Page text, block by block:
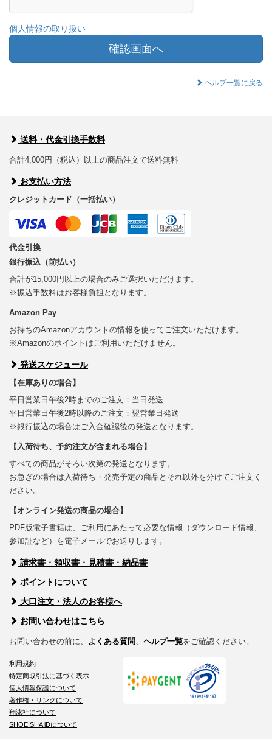
個人情報の取り扱い
確認画面へ
ヘルプ一覧に戻る
送料・代金引換手数料
合計4,000円（税込）以上の商品注文で送料無料
お支払い方法
クレジットカード（一括払い）
代金引換
銀行振込（前払い）
合計が15,000円以上の場合のみご選択いただけます。
※振込手数料はお客様負担となります。
Amazon Pay
お持ちのAmazonアカウントの情報を使ってご注文いただけます。
※Amazonのポイントはご利用いただけません。
発送スケジュール
【在庫ありの場合】
平日営業日午後2時までのご注文：当日発送
平日営業日午後2時以降のご注文：翌営業日発送
※銀行振込の場合はご入金確認後の発送となります。
【入荷待ち、予約注文が含まれる場合】
すべての商品がそろい次第の発送となります。
お急ぎの場合は入荷待ち・発売予定の商品とそれ以外を分けてご注文く
ださい。
【オンライン発送の商品の場合】
PDF版電子書籍は、ご利用にあたって必要な情報（ダウンロード情報、
参加証など）を電子メールでお送りします。
請求書・領収書・見積書・納品書
ポイントについて
大口注文・法人のお客様へ
お問い合わせはこちら
お問い合わせの前に、 よくある質問 ヘルプ一覧をご確認ください。
利用規約
特定商取引法に基づく表示
個人情報保護について
著作権・リンクについて
翔泳社について
SHOEISHA iDについて